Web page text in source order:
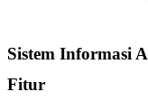
Sistem Informasi
Fitur